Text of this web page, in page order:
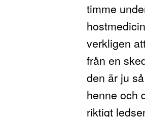
timme
verkligen
från en
den är ju
henne och
riktigt